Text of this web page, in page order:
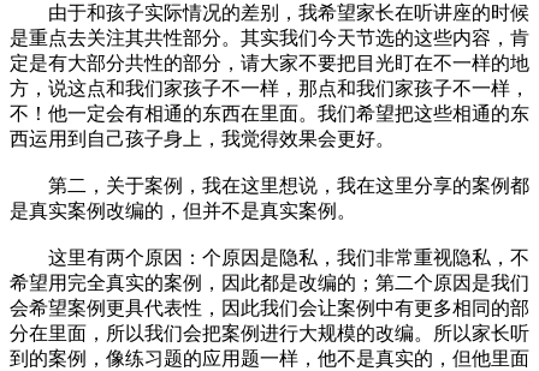
由于和孩子实际情况的差别，我希望家长在听讲座的时候
是重点去关注其共性部分。其实我们今天节选的这些内容，肯
定是有大部分共性的部分，请大家不要把目光盯在不一样的地
方，说这点和我们家孩子不一样，那点和我们家孩子不一样，
不！他一定会有相通的东西在里面。我们希望把这些相通的东
西运用到自己孩子身上，我觉得效果会更好。
第二，关于案例，我在这里想说，我在这里分享的案例都
是真实案例改编的，但并不是真实案例。
这里有两个原因：个原因是隐私，我们非常重视隐私，不
希望用完全真实的案例，因此都是改编的；第二个原因是我们
会希望案例更具代表性，因此我们会让案例中有更多相同的部
分在里面，所以我们会把案例进行大规模的改编。所以家长听
到的案例，像练习题的应用题一样，他不是真实的，但他里面